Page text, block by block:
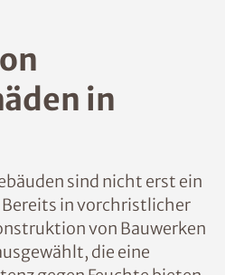
in
sind nicht erst ein
in vorchristlicher
von Bauwerken
die eine